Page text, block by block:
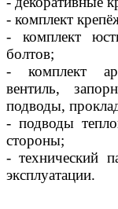
- комплект
- комплект
болтов;
- комплект
вентиль,
подводы,
- подводы
стороны;
- технический
эксплуатации.